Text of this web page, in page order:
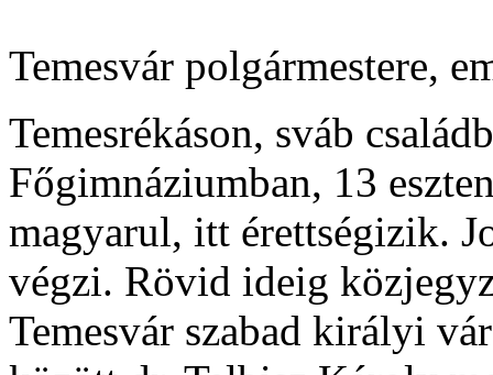
Temesvár polgármestere,
Temesrékáson, sváb
Főgimnáziumban, 13
magyarul, itt érettségizik.
végzi. Rövid ideig
Temesvár szabad királyi